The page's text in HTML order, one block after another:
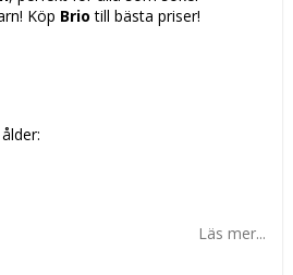
Köp Brio till bästa priser!
Läs mer...